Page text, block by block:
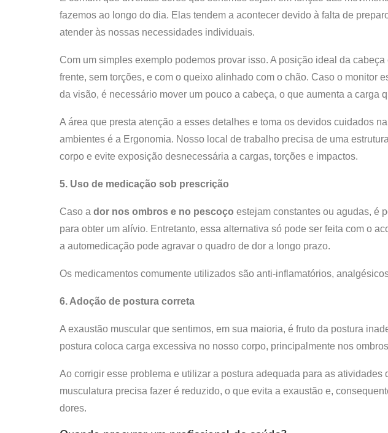
fazemos ao longo do dia. Elas tendem a acontecer devido à falta de
atender às nossas necessidades individuais.
Com um simples exemplo podemos provar isso. A posição ideal da
frente, sem torções, e com o queixo alinhado com o chão. Caso o monitor
da visão, é necessário mover um pouco a cabeça, o que aumenta a carga
A área que presta atenção a esses detalhes e toma os devidos cuidados
ambientes é a Ergonomia. Nosso local de trabalho precisa de uma
corpo e evite exposição desnecessária a cargas, torções e impactos.
5. Uso de medicação sob prescrição
Caso a dor nos ombros e no pescoço estejam constantes ou agudas, é
para obter um alívio. Entretanto, essa alternativa só pode ser feita com o
a automedicação pode agravar o quadro de dor a longo prazo.
Os medicamentos comumente utilizados são anti-inflamatórios,
6. Adoção de postura correta
A exaustão muscular que sentimos, em sua maioria, é fruto da postura
postura coloca carga excessiva no nosso corpo, principalmente nos
Ao corrigir esse problema e utilizar a postura adequada para as atividades
musculatura precisa fazer é reduzido, o que evita a exaustão e,
dores.